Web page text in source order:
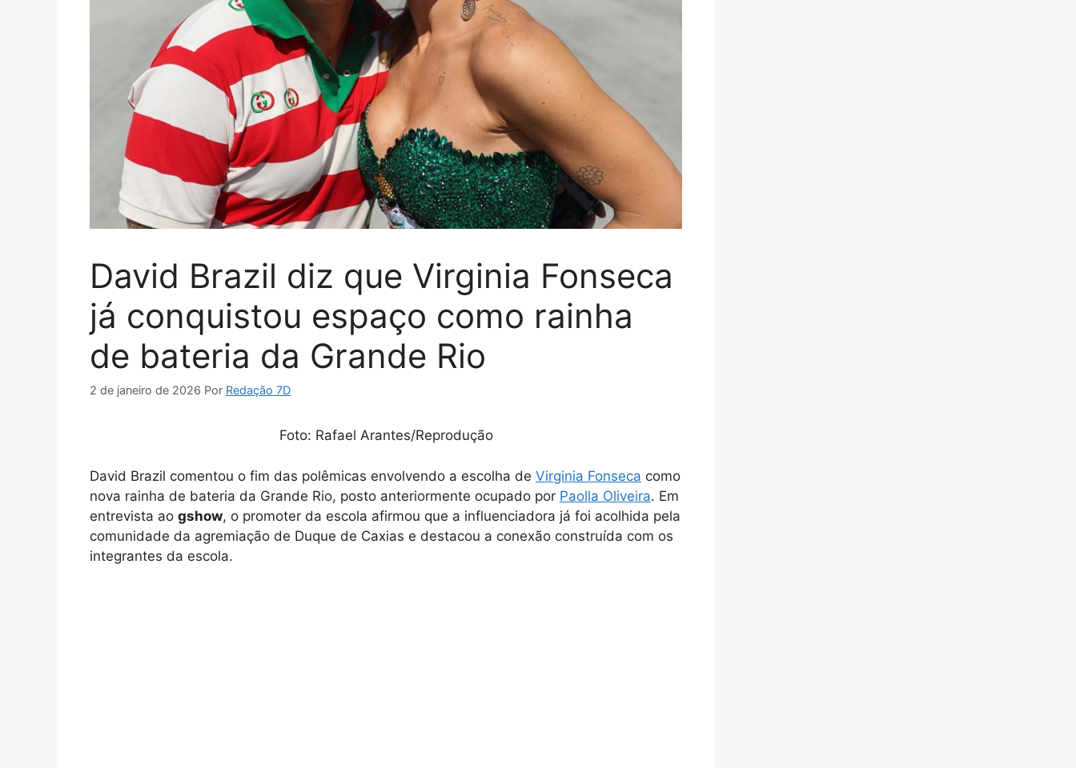
David Brazil diz que Virginia Fonseca
já conquistou espaço como rainha
de bateria da Grande Rio
2 de janeiro de 2026 Por Redação 7D
Foto: Rafael Arantes/Reprodução
David Brazil comentou o fim das polêmicas envolvendo a escolha de Virginia Fonseca como
nova rainha de bateria da Grande Rio, posto anteriormente ocupado por Paolla Oliveira. Em
entrevista ao gshow, o promoter da escola afirmou que a influenciadora já foi acolhida pela
comunidade da agremiação de Duque de Caxias e destacou a conexão construída com os
integrantes da escola.